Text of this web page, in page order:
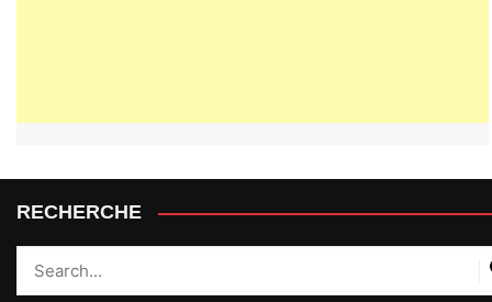
RECHERCHE